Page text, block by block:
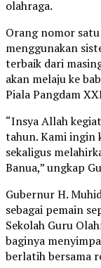
olahraga.
Orang nomor
menggunakan
terbaik dari
akan melaju ke
Piala Pangdam
“Insya Allah
tahun. Kami ingin
sekaligus
Banua,” ungkap
Gubernur H.
sebagai pemain
Sekolah Guru
baginya
berlatih bersama